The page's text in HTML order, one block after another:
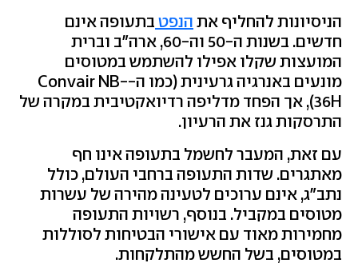
הניסיונות להחליף אתהנפטבתעופה אינם
חדשים. בשנות ה-50 וה-60, ארה"ב וברית
המועצות שקלו אפילו להשתמש במטוסים
מונעים באנרגיה גרעינית (כמו ה-Convair NB-
36H), אך הפחד מדליפה רדיואקטיבית במקרה של
התרסקות גנז את הרעיון.
עם זאת, המעבר לחשמל בתעופה אינו חף
מאתגרים. שדות התעופה ברחבי העולם, כולל
נתב"ג, אינם ערוכים לטעינה מהירה של עשרות
מטוסים במקביל. בנוסף, רשויות התעופה
מחמירות מאוד עם אישורי הבטיחות לסוללות
במטוסים, בשל החשש מהתלקחות.